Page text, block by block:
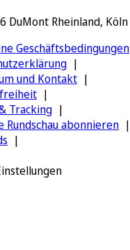
DuMont Rheinland, Köln
Geschäftsbedingungen
und Kontakt
Tracking
Rundschau abonnieren